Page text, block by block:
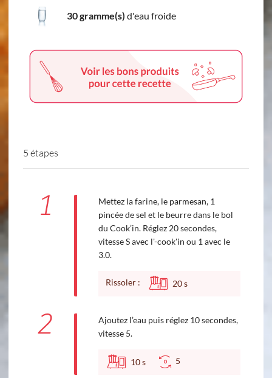
30 gramme(s) d'eau froide
5 étapes
1
Mettez la farine, le parmesan, 1
pincée de sel et le beurre dans le bol
du Cook’in. Réglez 20 secondes,
vitesse S avec l'-cook'in ou 1 avec le
3.0.
Rissoler : 20s
2
Ajoutez l’eau puis réglez 10 secondes,
vitesse 5.
10s 5